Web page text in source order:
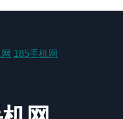
185手机网